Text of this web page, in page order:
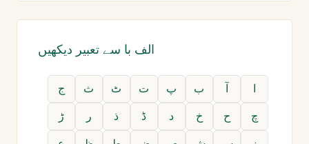
الف با سے تعبیر دیکھیں
ا آ ب پ ت ٹ ث
ج
چ
ح خ د ڈ ذ ر
ڑ